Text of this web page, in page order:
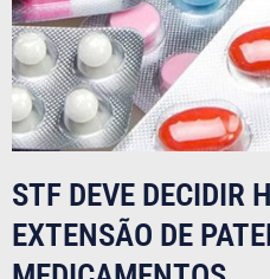
STF DEVE DECIDIR
EXTENSÃO DE